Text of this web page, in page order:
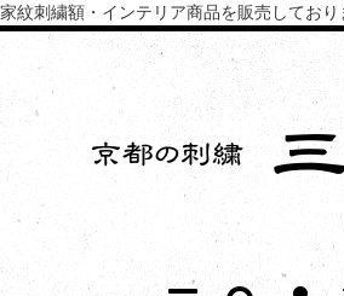
家紋刺繍額・インテリア商品を販売しており